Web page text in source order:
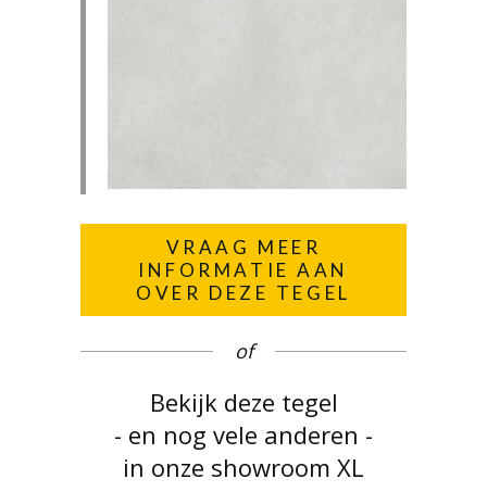
VRAAG MEER
INFORMATIE AAN
OVER DEZE TEGEL
of
Bekijk deze tegel
- en nog vele anderen -
in onze showroom XL